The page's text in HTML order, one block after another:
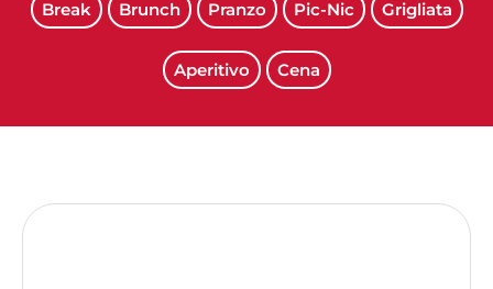
Break Brunch Pranzo Pic-Nic Grigliata
Aperitivo Cena